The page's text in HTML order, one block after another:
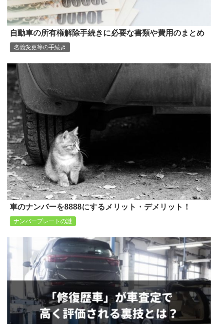
自動車の所有権解除手続きに必要な書類や費用のまとめ
名義変更等の手続き
車のナンバーを8888にするメリット・デメリット！
ナンバープレートの謎